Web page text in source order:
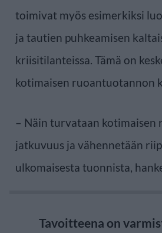
toimivat myös esimerkiksi
ja tautien puhkeamisen
kriisitilanteissa. Tämä on
kotimaisen ruoantuotannon
– Näin turvataan kotimaisen
jatkuvuus ja vähennetään
ulkomaisesta tuonnista,
Tavoitteena on